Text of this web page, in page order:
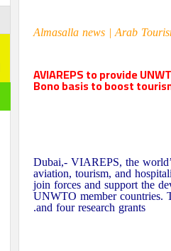
Almasalla news | Arab
AVIAREPS to provide
Bono basis to boost
Dubai,- VIAREPS, the
aviation, tourism, and
join forces and support the
UNWTO member countries.
and four research grants.